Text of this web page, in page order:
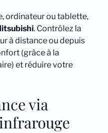
ordinateur ou tablette,
. Contrôlez la
à distance ou depuis
(grâce à la
et réduire votre
via